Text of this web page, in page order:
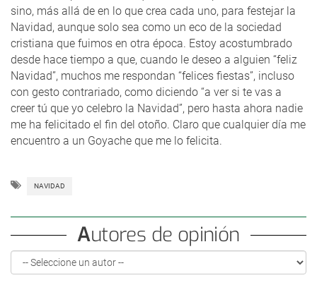
sino, más allá de en lo que crea cada uno, para festejar la
Navidad, aunque solo sea como un eco de la sociedad
cristiana que fuimos en otra época. Estoy acostumbrado
desde hace tiempo a que, cuando le deseo a alguien “feliz
Navidad”, muchos me respondan “felices fiestas”, incluso
con gesto contrariado, como diciendo “a ver si te vas a
creer tú que yo celebro la Navidad”, pero hasta ahora nadie
me ha felicitado el fin del otoño. Claro que cualquier día me
encuentro a un Goyache que me lo felicita.
NAVIDAD
Autores de opinión